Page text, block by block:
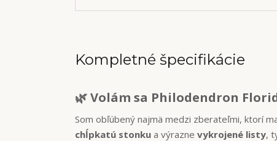
Kompletné špecifikácie
🌿 Volám sa Philodendron
Som obľúbený najmä medzi zberateľmi, ktorí
chĺpkatú stonku a výrazne vykrojené listy,